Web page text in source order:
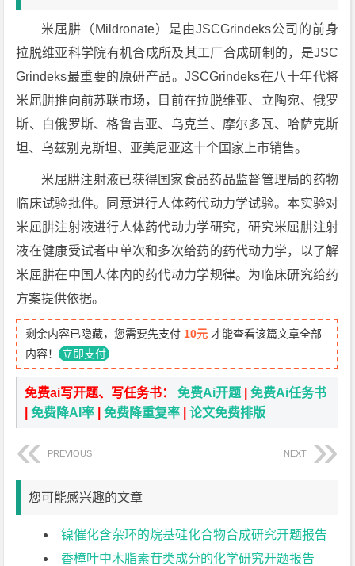
米屈肼（Mildronate）是由JSCGrindeks公司的前身
拉脱维亚科学院有机合成所及其工厂合成研制的，是JSC
Grindeks最重要的原研产品。JSCGrindeks在八十年代将
米屈肼推向前苏联市场，目前在拉脱维亚、立陶宛、俄罗
斯、白俄罗斯、格鲁吉亚、乌克兰、摩尔多瓦、哈萨克斯
坦、乌兹别克斯坦、亚美尼亚这十个国家上市销售。
米屈肼注射液已获得国家食品药品监督管理局的药物
临床试验批件。同意进行人体药代动力学试验。本实验对
米屈肼注射液进行人体药代动力学研究，研究米屈肼注射
液在健康受试者中单次和多次给药的药代动力学，以了解
米屈肼在中国人体内的药代动力学规律。为临床研究给药
方案提供依据。
剩余内容已隐藏，您需要先支付 10元 才能查看该篇文章全部
内容！ 立即支付
免费ai写开题、写任务书：免费Ai开题 |免费Ai任务书
|免费降AI率 |免费降重复率 |论文免费排版
PREVIOUS NEXT
您可能感兴趣的文章
镍催化含杂环的烷基硅化合物合成研究开题报告
香樟叶中木脂素苷类成分的化学研究开题报告